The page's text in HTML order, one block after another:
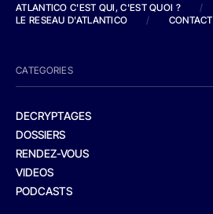
ATLANTICO C'EST QUI, C'EST QUOI ?
/
LE RESEAU D'ATLANTICO
/ CONTACT
CATEGORIES
DECRYPTAGES
DOSSIERS
RENDEZ-VOUS
VIDEOS
PODCASTS